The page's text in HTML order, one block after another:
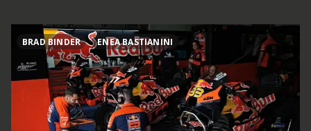
BRAD BINDER ENEA BASTIANINI